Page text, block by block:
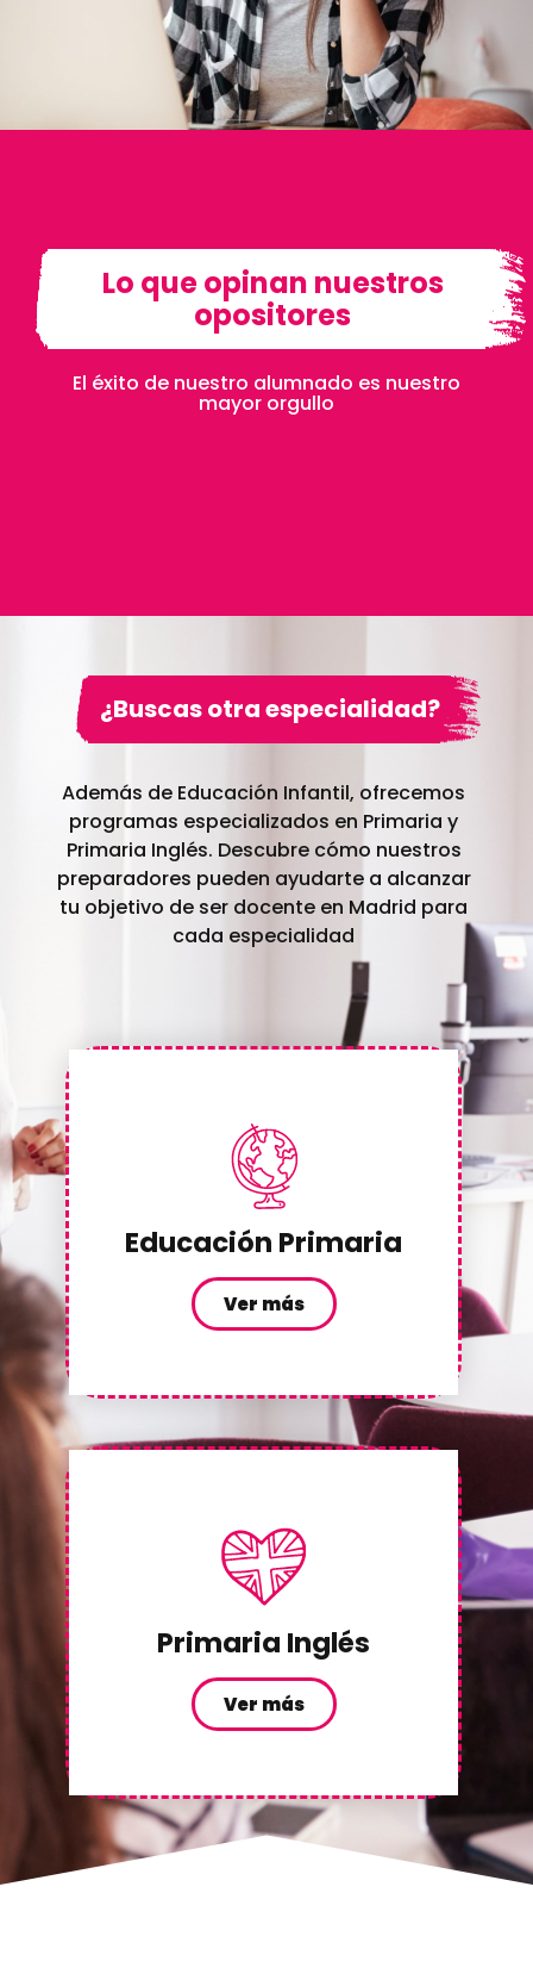
Lo que opinan nuestros
opositores
El éxito de nuestro alumnado es nuestro
mayor orgullo
¿Buscas otra especialidad?
Además de Educación Infantil, ofrecemos
programas especializados en Primaria y
Primaria Inglés. Descubre cómo nuestros
preparadores pueden ayudarte a alcanzar
tu objetivo de ser docente en Madrid para
cada especialidad
Educación Primaria
Ver más
Primaria Inglés
Ver más